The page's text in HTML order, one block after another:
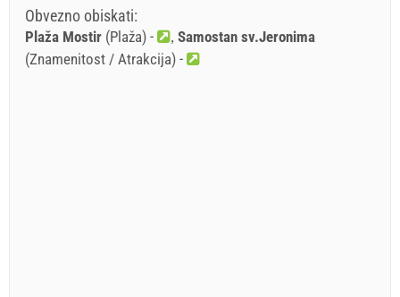
Obvezno obiskati:
Plaža Mostir (Plaža) -
Samostan sv.Jeronima
(Znamenitost / Atrakcija) -